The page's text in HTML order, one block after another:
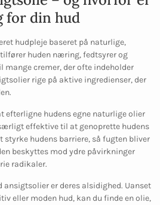
for din hud
hudpleje baseret på naturlige,
huden næring, fedtsyrer og
cremer, der ofte indeholder
rige på aktive ingredienser, der
efterligne hudens egne naturlige olier
effektive til at genoprette hudens
styrke hudens barriere, så fugten bliver
beskyttes mod ydre påvirkninger
radikaler.
ansigtsolier er deres alsidighed. Uanset
eller moden hud, kan du finde en olie,